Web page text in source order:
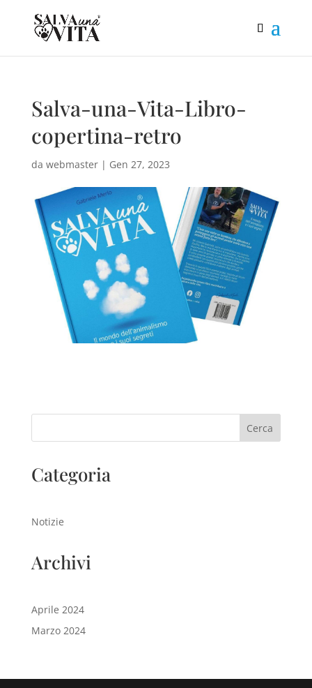
Salva-una-Vita-Libro-
copertina-retro
da webmaster| Gen 27, 2023
Cerca
Categoria
Notizie
Archivi
Aprile 2024
Marzo 2024